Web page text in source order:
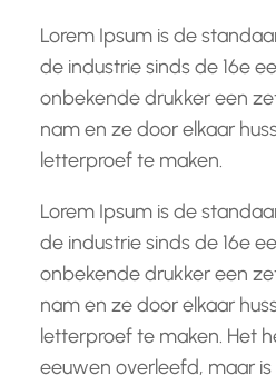
Lorem Ipsum is de
de industrie sinds de 16e
onbekende drukker een
nam en ze door elkaar
letterproef te maken.
Lorem Ipsum is de
de industrie sinds de 16e
onbekende drukker een
nam en ze door elkaar
letterproef te maken. Het
eeuwen overleefd, maar